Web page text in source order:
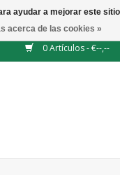
0 Artículos - €--,--
ayudar a mejorar este sitio
acerca de las cookies »